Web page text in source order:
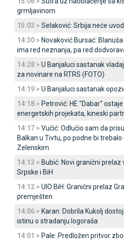
grmljavinom
15:03 > Selaković: Srbija neće
14:30 > Novaković Bursać:
ima red neznanja, pa red
14:28 > U Banjaluci sastanak
za novinare na RTRS (FOTO)
14:19 > U Banjaluci sastanak
14:18 > Petrović: HE "Dabar"
energetskih projekata, kineski
14:17 > Vučić: Odlučio sam da
Balkan u Tivtu, po podne bi
Zelenskim
14:13 > Bubić: Novi granični
Srpske i BiH
14:12 > UIO BiH: Granični prelaz
premješten
14:06 > Karan: Dobrila Kukolj
istinu o stradanju logoraša
14:01 > Pale: Predložen pritvor